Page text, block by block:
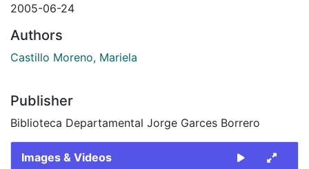
2005-06-24
Authors
Castillo Moreno, Mariela
Publisher
Biblioteca Departamental Jorge Garces Borrero
Images & Videos